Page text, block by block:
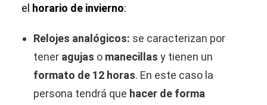
el horario de invierno:
Relojes analógicos: se caracterizan por
tener agujas o manecillas y tienen un
formato de 12 horas. En este caso la
persona tendrá que hacer de forma